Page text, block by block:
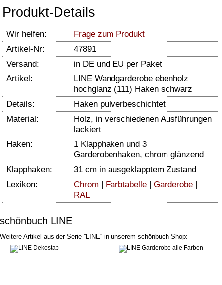
Produkt-Details
Wir helfen:
Frage zum Produkt
Artikel-Nr:
47891
Versand:
in DE und EU per Paket
Artikel:
LINE Wandgarderobe ebenholz
hochglanz (111) Haken schwarz
Details:
Haken pulverbeschichtet
Material:
Holz, in verschiedenen Ausführungen
lackiert
Haken:
1 Klapphaken und 3
Garderobenhaken, chrom glänzend
Klapphaken:
31 cm in ausgeklapptem Zustand
Lexikon:
Chrom | Farbtabelle | Garderobe |
RAL
schönbuch LINE
Weitere Artikel aus der Serie ''LINE'' in unserem schönbuch Shop: